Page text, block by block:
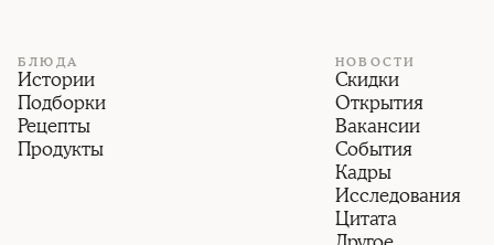
БЛЮДА
Истории
Подборки
Рецепты
Продукты
НОВОСТИ
Скидки
Открытия
Вакансии
События
Кадры
Исследования
Цитата